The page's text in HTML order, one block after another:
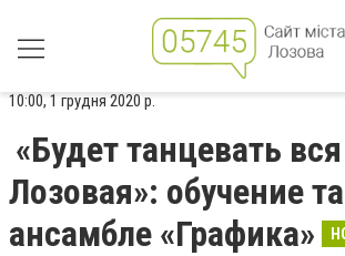
10:00, 1 грудня 2020 р.
«Будет танцевать вся
Лозовая»: обучение
ансамбле «Графика»